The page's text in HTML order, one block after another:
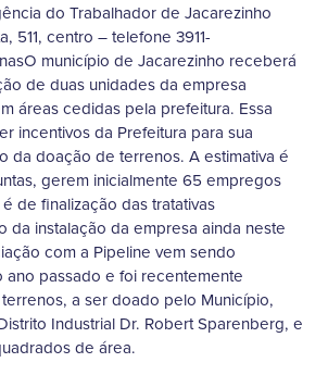
do Trabalhador de Jacarezinho
511, centro – telefone 3911-
município de Jacarezinho receberá
de duas unidades da empresa
áreas cedidas pela prefeitura. Essa
incentivos da Prefeitura para sua
da doação de terrenos. A estimativa é
gerem inicialmente 65 empregos
de finalização das tratativas
da instalação da empresa ainda neste
com a Pipeline vem sendo
passado e foi recentemente
a ser doado pelo Município,
Industrial Dr. Robert Sparenberg, e
de área.